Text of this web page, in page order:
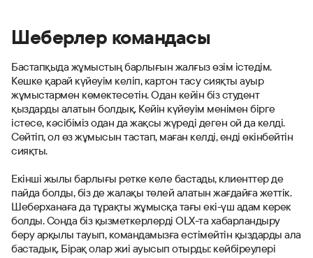
Шеберлер командасы
Бастапқыда жұмыстың барлығын жалғыз өзім істедім.
Кешке қарай күйеуім келіп, картон тасу сияқты ауыр
жұмыстармен көмектесетін. Одан кейін біз студент
қыздарды алатын болдық. Кейін күйеуім менімен бірге
істесе, кәсібіміз одан да жақсы жүреді деген ой да келді.
Сөйтіп, ол өз жұмысын тастап, маған келді, енді өкінбейтін
сияқты.
Екінші жылы барлығы ретке келе бастады, клиенттер де
пайда болды, біз де жалақы төлей алатын жағдайға жеттік.
Шеберханаға да тұрақты жұмысқа тағы екі-үш адам керек
болды. Сонда біз қызметкерлерді OLX-та хабарландыру
беру арқылы тауып, командамызға естімейтін қыздарды ала
бастадық. Бірақ олар жиі ауысып отырды: кейбіреулері